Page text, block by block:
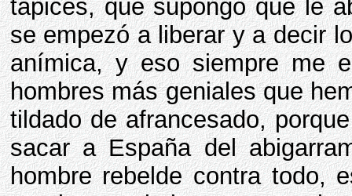
tapices, que supongo que le
se empezó a liberar y a decir
anímica, y eso siempre me
hombres más geniales que
tildado de afrancesado,
sacar a España del
hombre rebelde contra todo,